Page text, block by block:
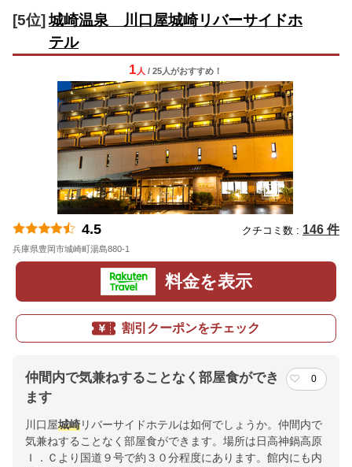
[5位] 城崎温泉 川口屋城崎リバーサイドホ
テル
1 人 / 25人がおすすめ！
4.5 クチコミ数 : 146 件
兵庫県豊岡市城崎町湯島880-1
料金を表示
割引クーポンをチェック
仲間内で気兼ねすることなく部屋食ができ
ます
0
川口屋城崎リバーサイドホテルは如何でしょうか。仲間内で
気兼ねすることなく部屋食ができます。場所は日高神鍋高原
Ｉ．Ｃより国道９号で約３０分程度にあります。館内にも内